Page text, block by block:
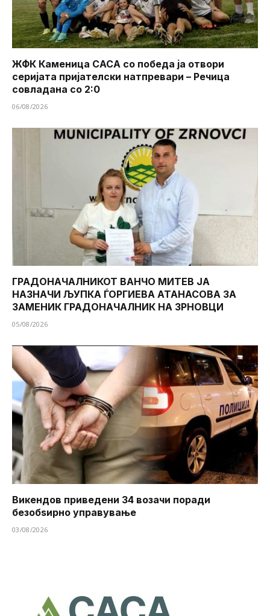
ЖФК Каменица САСА со победа ја отвори
серијата пријателски натпревари – Речица
совладана со 2:0
06/08/2026
ГРАДОНАЧАЛНИКОТ ВАНЧО МИТЕВ ЈА
НАЗНАЧИ ЉУПКА ЃОРГИЕВА АТАНАСОВА ЗА
ЗАМЕНИК ГРАДОНАЧАЛНИК НА ЗРНОВЦИ
05/08/2026
Викендов приведени 34 возачи поради
безобѕирно управување
03/08/2026